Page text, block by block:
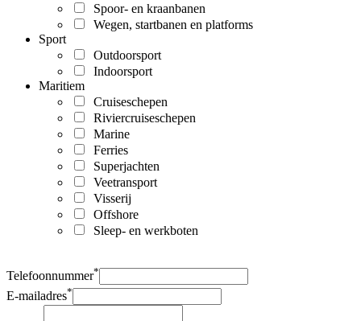
Spoor- en kraanbanen
Wegen, startbanen en platforms
Sport
Outdoorsport
Indoorsport
Maritiem
Cruiseschepen
Riviercruiseschepen
Marine
Ferries
Superjachten
Veetransport
Visserij
Offshore
Sleep- en werkboten
Telefoonnummer*
E-mailadres*